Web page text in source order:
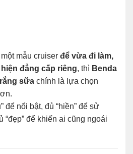
mẫu cruiser để vừa đi làm,
đẳng cấp riêng, thì Benda
sữa chính là lựa chọn
để nổi bật, đủ “hiền” để sử
“đẹp” để khiến ai cũng ngoái